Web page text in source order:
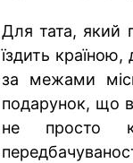
Для тата, який
їздить
за межами
подарунок, що
не просто